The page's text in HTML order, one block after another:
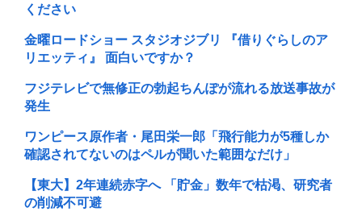
ください
金曜ロードショー スタジオジブリ 『借りぐらしのア
リエッティ』 面白いですか？
フジテレビで無修正の勃起ちんぽが流れる放送事故が
発生
ワンピース原作者・尾田栄一郎「飛行能力が5種しか
確認されてないのはペルが聞いた範囲なだけ」
【東大】2年連続赤字へ 「貯金」数年で枯渇、研究者
の削減不可避